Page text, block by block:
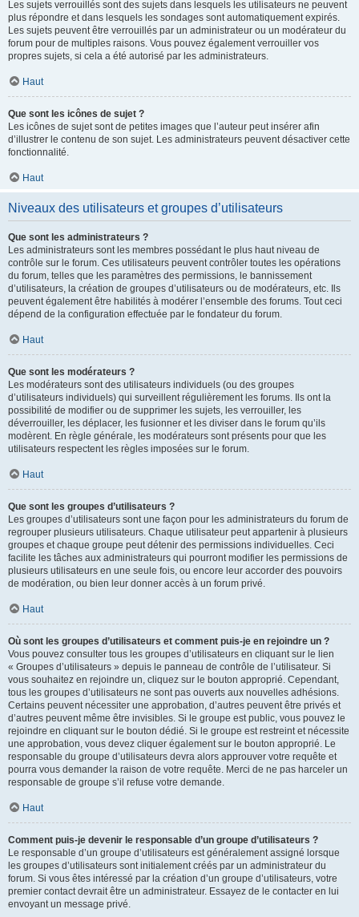
Les sujets verrouillés sont des sujets dans lesquels les utilisateurs ne peuvent
plus répondre et dans lesquels les sondages sont automatiquement expirés.
Les sujets peuvent être verrouillés par un administrateur ou un modérateur du
forum pour de multiples raisons. Vous pouvez également verrouiller vos
propres sujets, si cela a été autorisé par les administrateurs.
Haut
Que sont les icônes de sujet ?
Les icônes de sujet sont de petites images que l’auteur peut insérer afin
d’illustrer le contenu de son sujet. Les administrateurs peuvent désactiver cette
fonctionnalité.
Haut
Niveaux des utilisateurs et groupes d’utilisateurs
Que sont les administrateurs ?
Les administrateurs sont les membres possédant le plus haut niveau de
contrôle sur le forum. Ces utilisateurs peuvent contrôler toutes les opérations
du forum, telles que les paramètres des permissions, le bannissement
d’utilisateurs, la création de groupes d’utilisateurs ou de modérateurs, etc. Ils
peuvent également être habilités à modérer l’ensemble des forums. Tout ceci
dépend de la configuration effectuée par le fondateur du forum.
Haut
Que sont les modérateurs ?
Les modérateurs sont des utilisateurs individuels (ou des groupes
d’utilisateurs individuels) qui surveillent régulièrement les forums. Ils ont la
possibilité de modifier ou de supprimer les sujets, les verrouiller, les
déverrouiller, les déplacer, les fusionner et les diviser dans le forum qu’ils
modèrent. En règle générale, les modérateurs sont présents pour que les
utilisateurs respectent les règles imposées sur le forum.
Haut
Que sont les groupes d’utilisateurs ?
Les groupes d’utilisateurs sont une façon pour les administrateurs du forum de
regrouper plusieurs utilisateurs. Chaque utilisateur peut appartenir à plusieurs
groupes et chaque groupe peut détenir des permissions individuelles. Ceci
facilite les tâches aux administrateurs qui pourront modifier les permissions de
plusieurs utilisateurs en une seule fois, ou encore leur accorder des pouvoirs
de modération, ou bien leur donner accès à un forum privé.
Haut
Où sont les groupes d’utilisateurs et comment puis-je en rejoindre un ?
Vous pouvez consulter tous les groupes d’utilisateurs en cliquant sur le lien
« Groupes d’utilisateurs » depuis le panneau de contrôle de l’utilisateur. Si
vous souhaitez en rejoindre un, cliquez sur le bouton approprié. Cependant,
tous les groupes d’utilisateurs ne sont pas ouverts aux nouvelles adhésions.
Certains peuvent nécessiter une approbation, d’autres peuvent être privés et
d’autres peuvent même être invisibles. Si le groupe est public, vous pouvez le
rejoindre en cliquant sur le bouton dédié. Si le groupe est restreint et nécessite
une approbation, vous devez cliquer également sur le bouton approprié. Le
responsable du groupe d’utilisateurs devra alors approuver votre requête et
pourra vous demander la raison de votre requête. Merci de ne pas harceler un
responsable de groupe s’il refuse votre demande.
Haut
Comment puis-je devenir le responsable d’un groupe d’utilisateurs ?
Le responsable d’un groupe d’utilisateurs est généralement assigné lorsque
les groupes d’utilisateurs sont initialement créés par un administrateur du
forum. Si vous êtes intéressé par la création d’un groupe d’utilisateurs, votre
premier contact devrait être un administrateur. Essayez de le contacter en lui
envoyant un message privé.